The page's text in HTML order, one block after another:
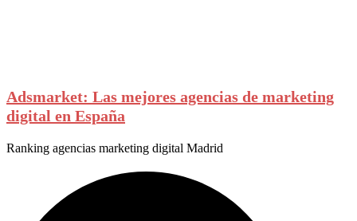
Adsmarket: Las mejores agencias de marketing
digital en España
Ranking agencias marketing digital Madrid